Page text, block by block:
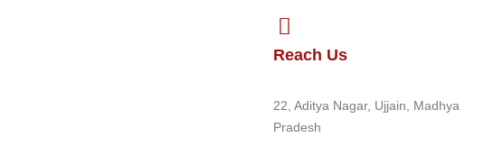
Reach Us
22, Aditya Nagar, Ujjain, Madhya
Pradesh